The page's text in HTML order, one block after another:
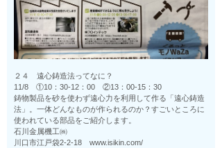
２４ 遠心鋳造法ってなに？
11/8 ①10：30-12：00 ②13：00-15：30
鋳物製品を砂を使わず遠心力を利用して作る「遠心鋳造
法」。一体どんなものが作られるのか？すごいところに
使われている部品をご紹介します。
石川金属機工㈱
川口市江戸袋2-2-18 www.isikin.com/